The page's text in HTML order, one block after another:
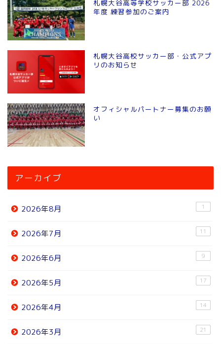
札幌大谷高等学校サッカー部 2026
年度 練習参加のご案内
札幌大谷高校サッカー部・公式アプ
リのお知らせ
オフィシャルパートナー募集のお願
い
アーカイブ
2026年8月 1
2026年7月 11
2026年6月 9
2026年5月 17
2026年4月 14
2026年3月 21